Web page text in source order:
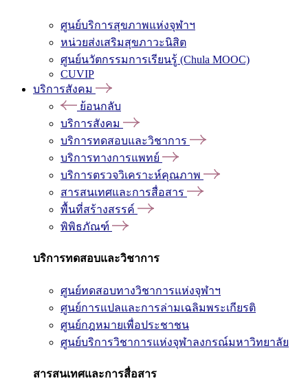
ศูนย์บริการสุขภาพแห่งจุฬาฯ
หน่วยส่งเสริมสุขภาวะนิสิต
ศูนย์นวัตกรรมการเรียนรู้ (Chula MOOC)
CUVIP
บริการสังคม
ย้อนกลับ
บริการสังคม
บริการทดสอบและวิชาการ
บริการทางการแพทย์
บริการตรวจวิเคราะห์คุณภาพ
สารสนเทศและการสื่อสาร
พื้นที่สร้างสรรค์
พิพิธภัณฑ์
บริการทดสอบและวิชาการ
ศูนย์ทดสอบทางวิชาการแห่งจุฬาฯ
ศูนย์การแปลและการล่ามเฉลิมพระเกียรติ
ศูนย์กฎหมายเพื่อประชาชน
ศูนย์บริการวิชาการแห่งจุฬาลงกรณ์มหาวิทยาลัย
สารสนเทศและการสื่อสาร